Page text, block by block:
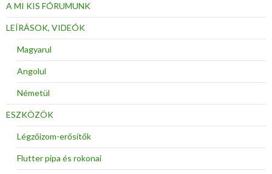
A MI KIS FÓRUMUNK
LEÍRÁSOK, VIDEÓK
Magyarul
Angolul
Németül
ESZKÖZÖK
Légzőizom-erősítők
Flutter pipa és rokonai